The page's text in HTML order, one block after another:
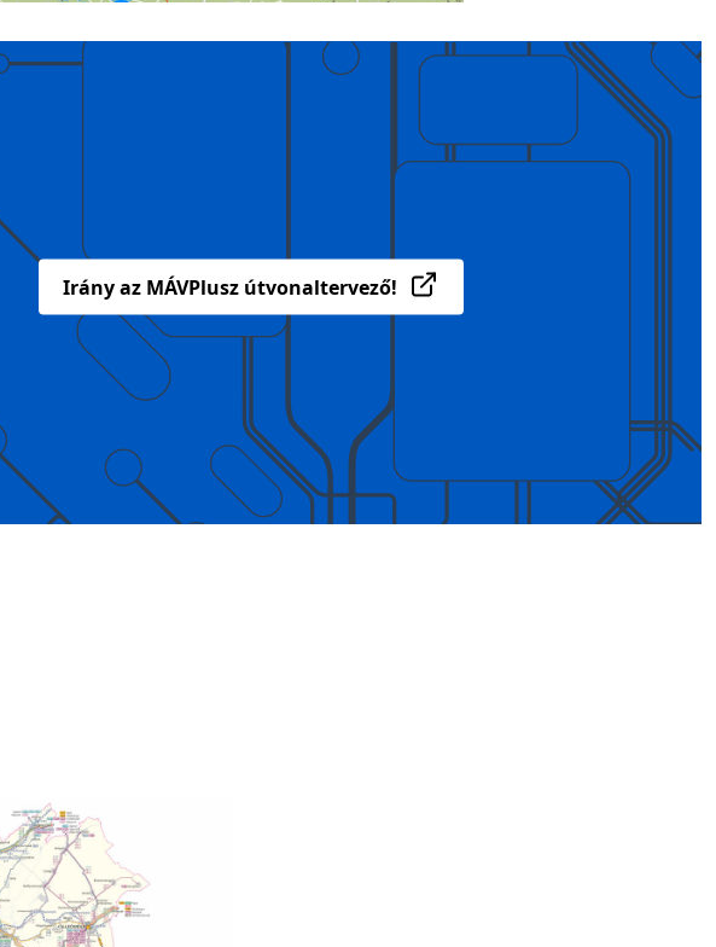
Irány az MÁVPlusz útvonaltervező!